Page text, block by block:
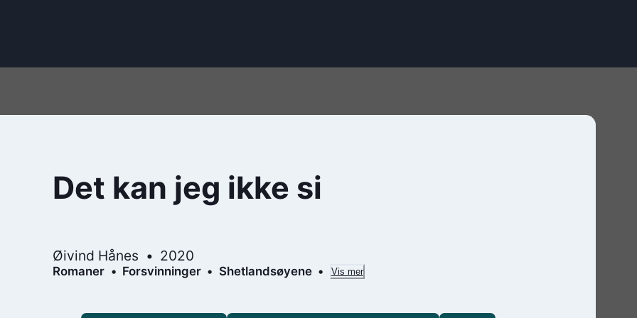
Det kan jeg ikke si
Øivind Hånes 2020
Romaner Forsvinninger Shetlandsøyene Vis mer